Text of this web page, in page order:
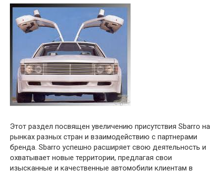
Этот раздел посвящен увеличению присутствия Sbarro на
рынках разных стран и взаимодействию с партнерами
бренда. Sbarro успешно расширяет свою деятельность и
охватывает новые территории, предлагая свои
изысканные и качественные автомобили клиентам в